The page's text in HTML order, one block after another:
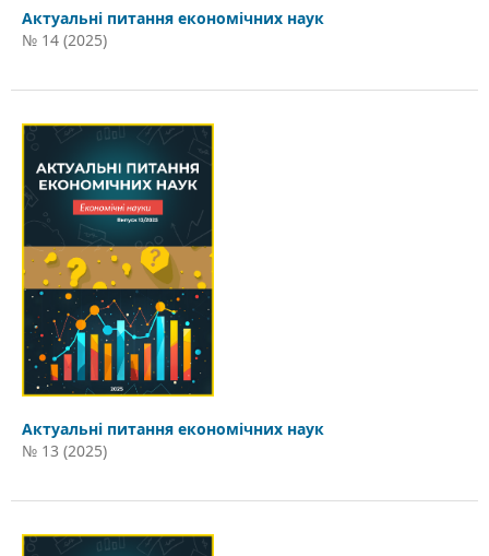
Актуальні питання економічних наук
№ 14 (2025)
Актуальні питання економічних наук
№ 13 (2025)